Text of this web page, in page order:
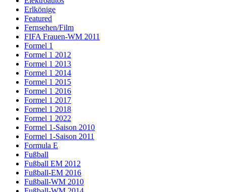
Erlkönige
Featured
Fernsehen/Film
FIFA Frauen-WM 2011
Formel 1
Formel 1 2012
Formel 1 2013
Formel 1 2014
Formel 1 2015
Formel 1 2016
Formel 1 2017
Formel 1 2018
Formel 1 2022
Formel 1-Saison 2010
Formel 1-Saison 2011
Formula E
Fußball
Fußball EM 2012
Fußball-EM 2016
Fußball-WM 2010